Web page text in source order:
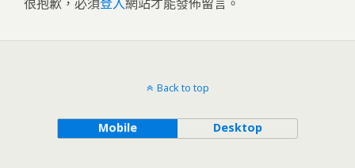
Back to top
Mobile Desktop